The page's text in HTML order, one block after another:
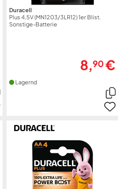
Duracell
Plus 4,5V (MN1203/3LR12) 1er Blist.
Sonstige-Batterie
8,90€
Lagernd